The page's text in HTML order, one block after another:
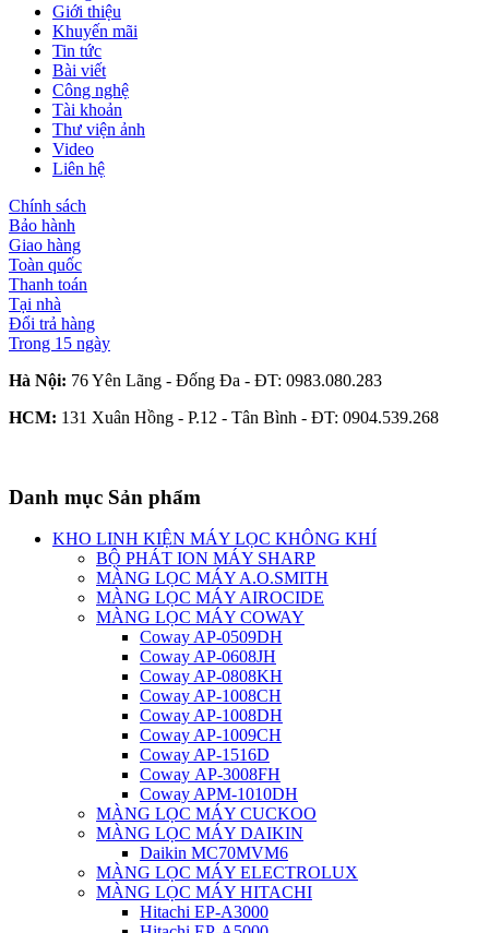
Giới thiệu
Khuyến mãi
Tin tức
Bài viết
Công nghệ
Tài khoản
Thư viện ảnh
Video
Liên hệ
Chính sách
Bảo hành
Giao hàng
Toàn quốc
Thanh toán
Tại nhà
Đổi trả hàng
Trong 15 ngày
Hà Nội: 76 Yên Lãng - Đống Đa - ĐT: 0983.080.283
HCM: 131 Xuân Hồng - P.12 - Tân Bình - ĐT: 0904.539.268
Danh mục Sản phẩm
KHO LINH KIỆN MÁY LỌC KHÔNG KHÍ
BỘ PHÁT ION MÁY SHARP
MÀNG LỌC MÁY A.O.SMITH
MÀNG LỌC MÁY AIROCIDE
MÀNG LỌC MÁY COWAY
Coway AP-0509DH
Coway AP-0608JH
Coway AP-0808KH
Coway AP-1008CH
Coway AP-1008DH
Coway AP-1009CH
Coway AP-1516D
Coway AP-3008FH
Coway APM-1010DH
MÀNG LỌC MÁY CUCKOO
MÀNG LỌC MÁY DAIKIN
Daikin MC70MVM6
MÀNG LỌC MÁY ELECTROLUX
MÀNG LỌC MÁY HITACHI
Hitachi EP-A3000